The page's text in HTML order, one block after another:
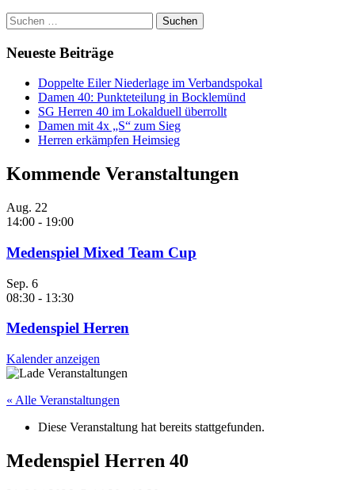
Suchen
nach:
Neueste Beiträge
Doppelte Eiler Niederlage im Verbandspokal
Damen 40: Punkteteilung in Bocklemünd
SG Herren 40 im Lokalduell überrollt
Damen mit 4x „S“ zum Sieg
Herren erkämpfen Heimsieg
Kommende Veranstaltungen
Aug. 22
14:00 - 19:00
Medenspiel Mixed Team Cup
Sep. 6
08:30 - 13:30
Medenspiel Herren
Kalender anzeigen
« Alle Veranstaltungen
Diese Veranstaltung hat bereits stattgefunden.
Medenspiel Herren 40